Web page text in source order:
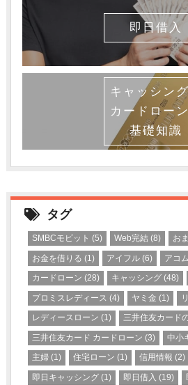
即日借入
キャッシン
カードロー
基礎知識
タグ
SMBCモビット (5) Web完結 (8) お
お金を借りる (1) アイフル (6) アコム
カードローン (28) キャッシング (48)
プロミスレディース (4) ヤミ金 (1)
レディースローン (1) 三井住友カード
三井住友カード カードローン (3) 中小
主婦 (1) 住宅ローン (1) 信用情報 (2)
即日キャッシング (1) 即日借入 (19)